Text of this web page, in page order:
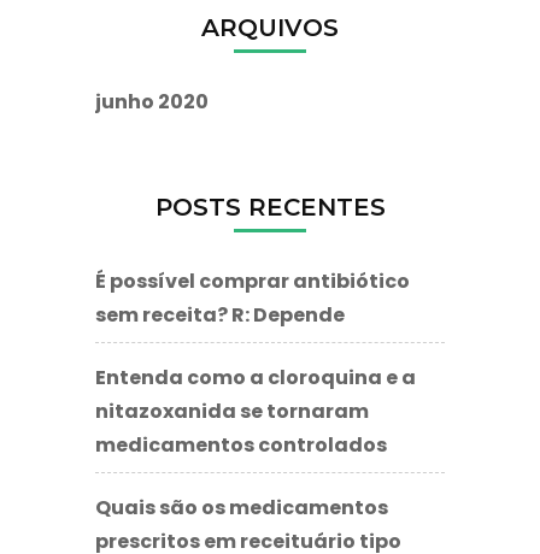
ARQUIVOS
junho 2020
POSTS RECENTES
É possível comprar antibiótico
sem receita? R: Depende
Entenda como a cloroquina e a
nitazoxanida se tornaram
medicamentos controlados
Quais são os medicamentos
prescritos em receituário tipo